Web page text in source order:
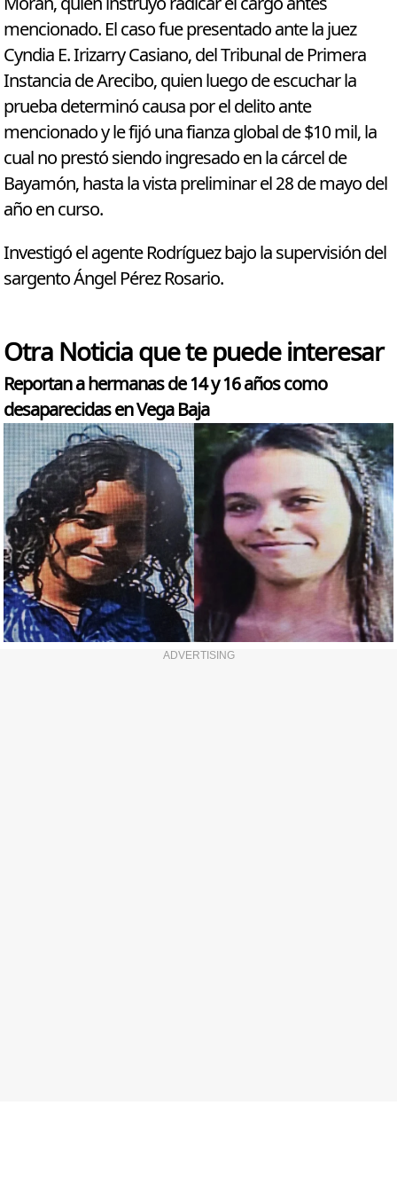
mencionado. El caso fue presentado ante la juez
Cyndia E. Irizarry Casiano, del Tribunal de Primera
Instancia de Arecibo, quien luego de escuchar la
prueba determinó causa por el delito ante
mencionado y le fijó una fianza global de $10 mil, la
cual no prestó siendo ingresado en la cárcel de
Bayamón, hasta la vista preliminar el 28 de mayo del
año en curso.
Investigó el agente Rodríguez bajo la supervisión del
sargento Ángel Pérez Rosario.
Otra Noticia que te puede interesar
Reportan a hermanas de 14 y 16 años como
desaparecidas en Vega Baja
ADVERTISING